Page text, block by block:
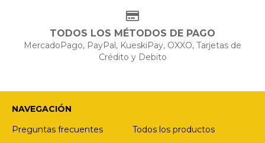
TODOS LOS MÉTODOS DE PAGO
MercadoPago, PayPal, KueskiPay, OXXO, Tarjetas de
Crédito y Debito
NAVEGACIÓN
Preguntas frecuentes
Todos los productos